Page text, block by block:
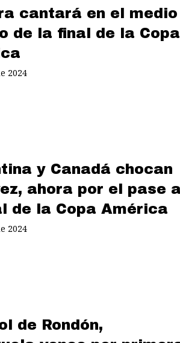
cantará en el medio
de la final de la Copa
2024
y Canadá chocan
ahora por el pase
de la Copa América
2024
de Rondón,